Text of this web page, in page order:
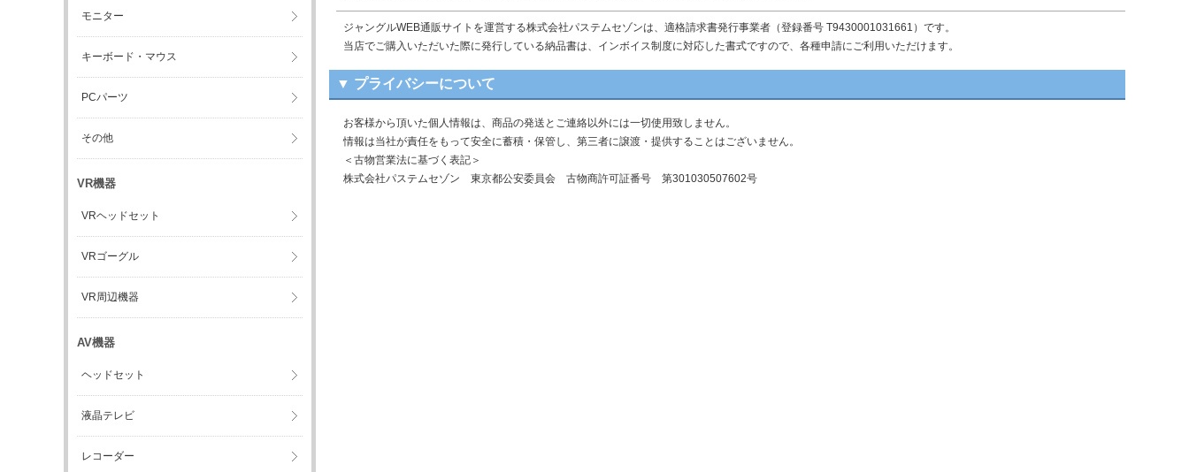
ジャングルWEB通販サイトを運営する株式会社パステムセゾンは、適格請求書発行事業者（登録番号 T9430001031661）です。
当店でご購入いただいた際に発行している納品書は、インボイス制度に対応した書式ですので、各種申請にご利用いただけます。
▼ プライバシーについて
お客様から頂いた個人情報は、商品の発送とご連絡以外には一切使用致しません。
情報は当社が責任をもって安全に蓄積・保管し、第三者に譲渡・提供することはございません。
＜古物営業法に基づく表記＞
株式会社パステムセゾン 東京都公安委員会 古物商許可証番号 第301030507602号
モニター
キーボード・マウス
PCパーツ
その他
VR機器
VRヘッドセット
VRゴーグル
VR周辺機器
AV機器
ヘッドセット
液晶テレビ
レコーダー